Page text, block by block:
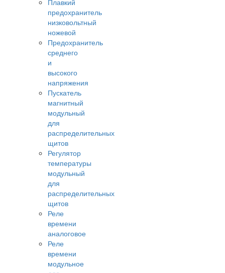
Плавкий
предохранитель
низковольтный
ножевой
Предохранитель
среднего
и
высокого
напряжения
Пускатель
магнитный
модульный
для
распределительных
щитов
Регулятор
температуры
модульный
для
распределительных
щитов
Реле
времени
аналоговое
Реле
времени
модульное